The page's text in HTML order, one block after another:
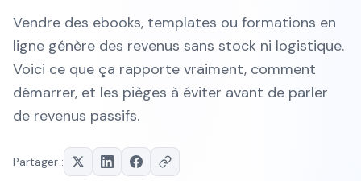
Vendre des ebooks, templates ou formations en
ligne génère des revenus sans stock ni logistique.
Voici ce que ça rapporte vraiment, comment
démarrer, et les pièges à éviter avant de parler
de revenus passifs.
Partager :